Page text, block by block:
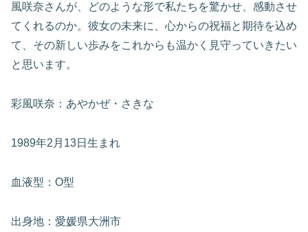
風咲奈さんが、どのような形で私たちを驚かせ、感動させ
てくれるのか。彼女の未来に、心からの祝福と期待を込め
て、その新しい歩みをこれからも温かく見守っていきたい
と思います。
彩風咲奈：あやかぜ・さきな
1989年2月13日生まれ
血液型：O型
出身地：愛媛県大洲市